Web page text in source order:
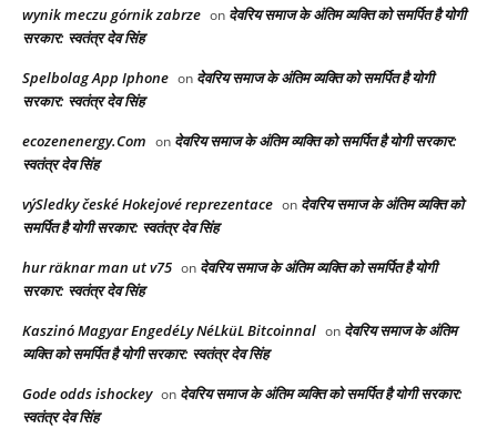
wynik meczu górnik zabrze on देवरिय समाज के अंतिम व्यक्ति को समर्पित है योगी
सरकार: स्वतंत्र देव सिंह
Spelbolag App Iphone on देवरिय समाज के अंतिम व्यक्ति को समर्पित है योगी
सरकार: स्वतंत्र देव सिंह
ecozenenergy.Com on देवरिय समाज के अंतिम व्यक्ति को समर्पित है योगी सरकार:
स्वतंत्र देव सिंह
výSledky české Hokejové reprezentace on देवरिय समाज के अंतिम व्यक्ति को
समर्पित है योगी सरकार: स्वतंत्र देव सिंह
hur räknar man ut v75 on देवरिय समाज के अंतिम व्यक्ति को समर्पित है योगी
सरकार: स्वतंत्र देव सिंह
Kaszinó Magyar EngedéLy NéLküL Bitcoinnal on देवरिय समाज के अंतिम
व्यक्ति को समर्पित है योगी सरकार: स्वतंत्र देव सिंह
Gode odds ishockey on देवरिय समाज के अंतिम व्यक्ति को समर्पित है योगी सरकार:
स्वतंत्र देव सिंह